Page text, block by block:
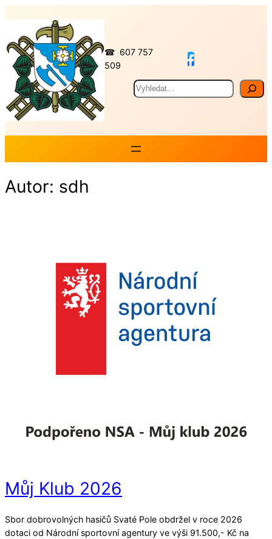
obsah
☎ 607 757
509
Hledat
Autor: sdh
Můj Klub 2026
Sbor dobrovolných hasičů Svaté Pole obdržel v roce 2026
dotaci od Národní sportovní agentury ve výši 91.500,- Kč na